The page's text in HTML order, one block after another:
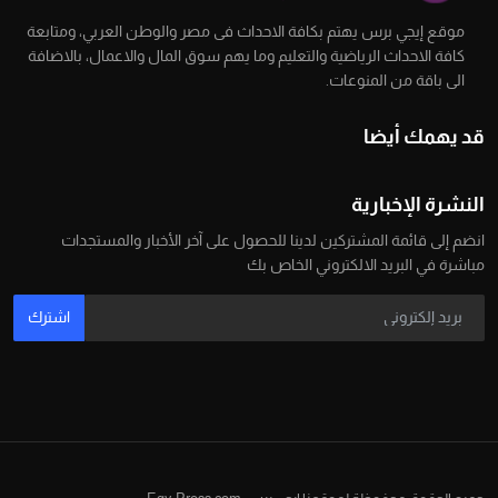
موقع إيجي برس يهتم بكافة الاحداث فى مصر والوطن العربي، ومتابعة
كافة الاحداث الرياضية والتعليم وما يهم سوق المال والاعمال، بالاضافة
الى باقة من المنوعات.
قد يهمك أيضا
النشرة الإخبارية
انضم إلى قائمة المشتركين لدينا للحصول على آخر الأخبار والمستجدات
مباشرة في البريد الالكتروني الخاص بك
اشترك